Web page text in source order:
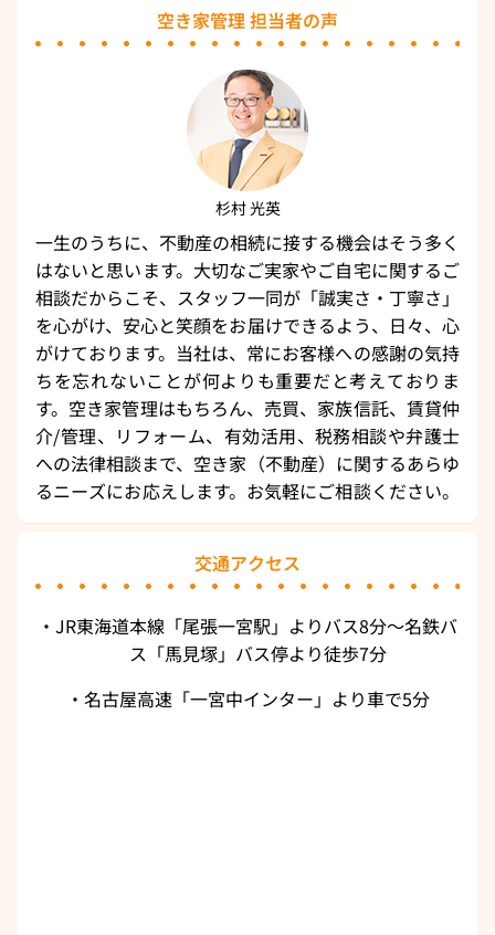
空き家管理 担当者の声
杉村 光英
一生のうちに、不動産の相続に接する機会はそう多く
はないと思います。大切なご実家やご自宅に関するご
相談だからこそ、スタッフ一同が「誠実さ・丁寧さ」
を心がけ、安心と笑顔をお届けできるよう、日々、心
がけております。当社は、常にお客様への感謝の気持
ちを忘れないことが何よりも重要だと考えておりま
す。空き家管理はもちろん、売買、家族信託、賃貸仲
介/管理、リフォーム、有効活用、税務相談や弁護士
への法律相談まで、空き家（不動産）に関するあらゆ
るニーズにお応えします。お気軽にご相談ください。
交通アクセス
・JR東海道本線「尾張一宮駅」よりバス8分～名鉄バ
ス「馬見塚」バス停より徒歩7分
・名古屋高速「一宮中インター」より車で5分